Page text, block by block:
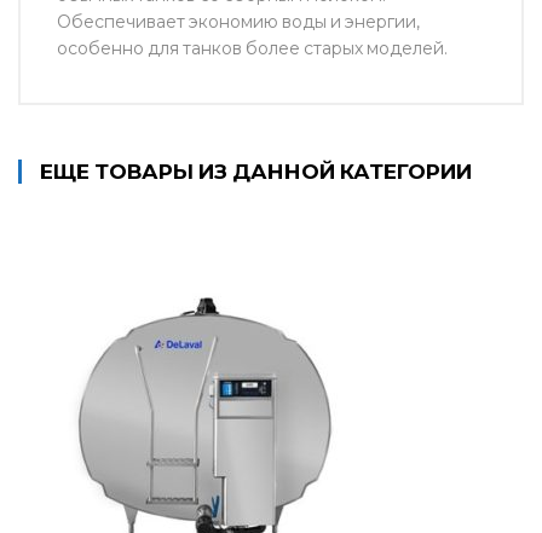
Обеспечивает экономию воды и энергии,
особенно для танков более старых моделей.
ЕЩЕ ТОВАРЫ ИЗ ДАННОЙ КАТЕГОРИИ